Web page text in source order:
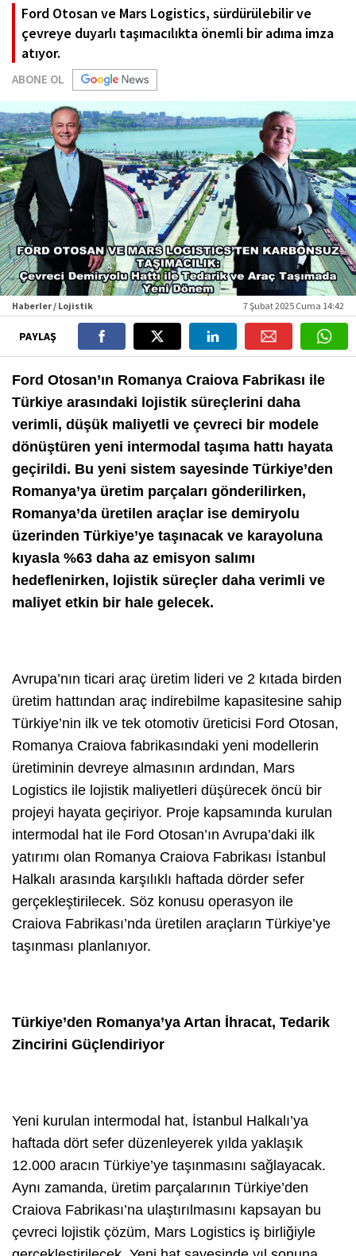
Ford Otosan ve Mars Logistics, sürdürülebilir ve
çevreye duyarlı taşımacılıkta önemli bir adıma imza
atıyor.
ABONE OL
Haberler / Lojistik 7 Şubat 2025 Cuma 14:42
PAYLAŞ
Ford Otosan’ın Romanya Craiova Fabrikası ile
Türkiye arasındaki lojistik süreçlerini daha
verimli, düşük maliyetli ve çevreci bir modele
dönüştüren yeni intermodal taşıma hattı hayata
geçirildi. Bu yeni sistem sayesinde Türkiye’den
Romanya’ya üretim parçaları gönderilirken,
Romanya’da üretilen araçlar ise demiryolu
üzerinden Türkiye’ye taşınacak ve karayoluna
kıyasla %63 daha az emisyon salımı
hedeflenirken, lojistik süreçler daha verimli ve
maliyet etkin bir hale gelecek.
Avrupa’nın ticari araç üretim lideri ve 2 kıtada birden
üretim hattından araç indirebilme kapasitesine sahip
Türkiye’nin ilk ve tek otomotiv üreticisi Ford Otosan,
Romanya Craiova fabrikasındaki yeni modellerin
üretiminin devreye almasının ardından, Mars
Logistics ile lojistik maliyetleri düşürecek öncü bir
projeyi hayata geçiriyor. Proje kapsamında kurulan
intermodal hat ile Ford Otosan’ın Avrupa’daki ilk
yatırımı olan Romanya Craiova Fabrikası İstanbul
Halkalı arasında karşılıklı haftada dörder sefer
gerçekleştirilecek. Söz konusu operasyon ile
Craiova Fabrikası’nda üretilen araçların Türkiye’ye
taşınması planlanıyor.
Türkiye’den Romanya’ya Artan İhracat, Tedarik
Zincirini Güçlendiriyor
Yeni kurulan intermodal hat, İstanbul Halkalı’ya
haftada dört sefer düzenleyerek yılda yaklaşık
12.000 aracın Türkiye’ye taşınmasını sağlayacak.
Aynı zamanda, üretim parçalarının Türkiye’den
Craiova Fabrikası’na ulaştırılmasını kapsayan bu
çevreci lojistik çözüm, Mars Logistics iş birliğiyle